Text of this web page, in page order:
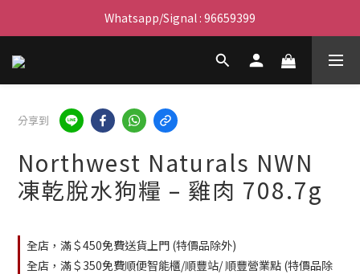
滿$450免費送貨上門 I 滿$350免運 順豐自取
Whatsapp/Signal : 96659399
會員優惠｜購物滿 $100 回贈$3購物金
分享到
Northwest Naturals NWN
凍乾脫水狗糧 – 雞肉 708.7g
全店，滿＄450免費送貨上門 (特價品除外)
全店，滿＄350免費順便智能櫃/順豐站/ 順豐營業點 (特價品除